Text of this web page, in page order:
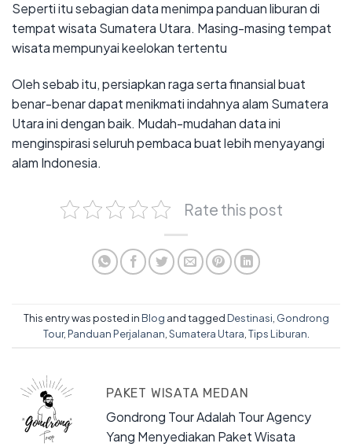
Seperti itu sebagian data menimpa panduan liburan di
tempat wisata Sumatera Utara. Masing-masing tempat
wisata mempunyai keelokan tertentu
Oleh sebab itu, persiapkan raga serta finansial buat
benar-benar dapat menikmati indahnya alam Sumatera
Utara ini dengan baik. Mudah-mudahan data ini
menginspirasi seluruh pembaca buat lebih menyayangi
alam Indonesia.
Rate this post
This entry was posted in Blog and tagged Destinasi Gondrong
Tour, Panduan Perjalanan Sumatera Utara Tips Liburan
PAKET WISATA MEDAN
Gondrong Tour Adalah Tour Agency
Yang Menyediakan Paket Wisata